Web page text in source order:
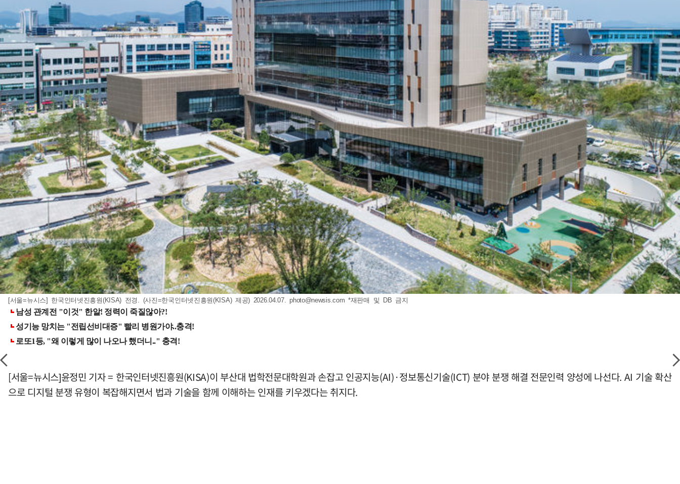
[서울=뉴시스] 한국인터넷진흥원(KISA) 전경. (사진=한국인터넷진흥원(KISA) 제공) 2026.04.07.photo@newsis.com *재판매 및 DB 금지
[서울=뉴시스]윤정민 기자 = 한국인터넷진흥원(KISA)이 부산대 법학전문대학원과 손잡고 인공지능(AI)·정보통신기술(ICT) 분야 분쟁 해결 전문인력 양성에 나선다. AI 기술 확산
으로 디지털 분쟁 유형이 복잡해지면서 법과 기술을 함께 이해하는 인재를 키우겠다는 취지다.